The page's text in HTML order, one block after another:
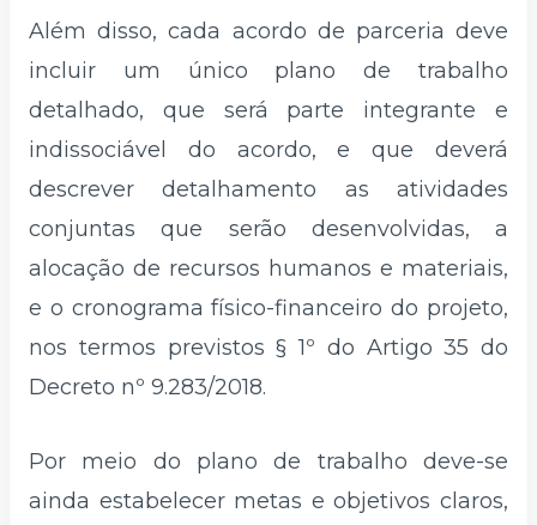
Além disso, cada acordo de parceria deve
incluir um único plano de trabalho
detalhado, que será parte integrante e
indissociável do acordo, e que deverá
descrever detalhamento as atividades
conjuntas que serão desenvolvidas, a
alocação de recursos humanos e materiais,
e o cronograma físico-financeiro do projeto,
nos termos previstos § 1º do Artigo 35 do
Decreto nº 9.283/2018.
Por meio do plano de trabalho deve-se
ainda estabelecer metas e objetivos claros,